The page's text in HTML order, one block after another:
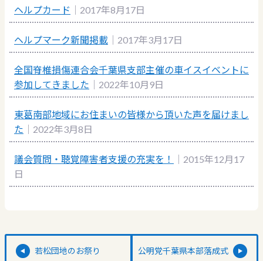
ヘルプカード ｜2017年8月17日
ヘルプマーク新聞掲載 ｜2017年3月17日
全国脊椎損傷連合会千葉県支部主催の車イスイベントに
参加してきました ｜2022年10月9日
東葛南部地域にお住まいの皆様から頂いた声を届けまし
た ｜2022年3月8日
議会質問・聴覚障害者支援の充実を！
｜2015年12月17
日
若松団地のお祭り 公明党千葉県本部落成式